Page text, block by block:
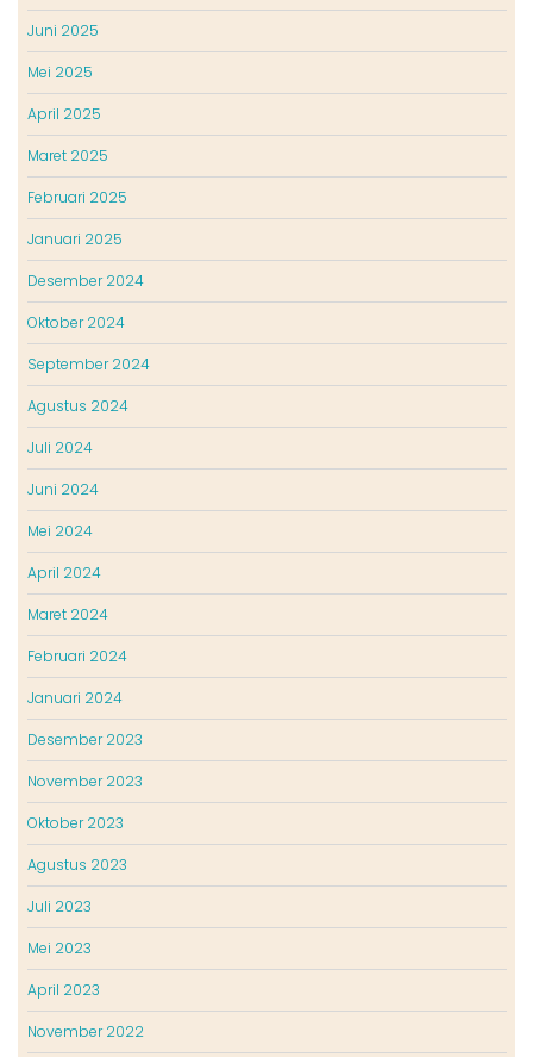
Juni 2025
Mei 2025
April 2025
Maret 2025
Februari 2025
Januari 2025
Desember 2024
Oktober 2024
September 2024
Agustus 2024
Juli 2024
Juni 2024
Mei 2024
April 2024
Maret 2024
Februari 2024
Januari 2024
Desember 2023
November 2023
Oktober 2023
Agustus 2023
Juli 2023
Mei 2023
April 2023
November 2022